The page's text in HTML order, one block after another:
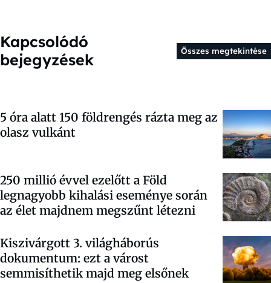
Kapcsolódó
bejegyzések
Összes megtekintése
5 óra alatt 150 földrengés rázta meg az
olasz vulkánt
250 millió évvel ezelőtt a Föld
legnagyobb kihalási eseménye során
az élet majdnem megszűnt létezni
Kiszivárgott 3. világháborús
dokumentum: ezt a várost
semmisíthetik majd meg elsőnek